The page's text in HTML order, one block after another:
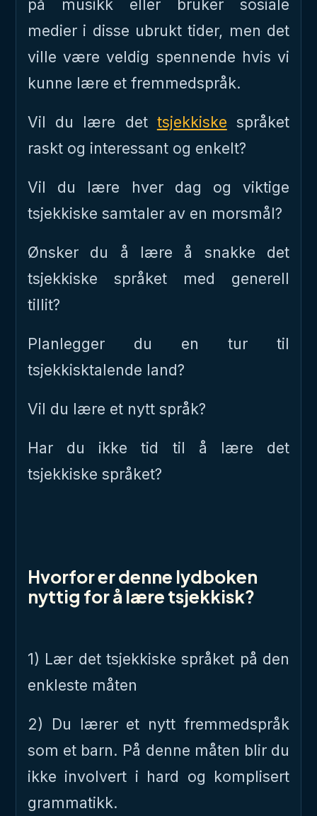
på musikk eller bruker sosiale
medier i disse ubrukt tider, men det
ville være veldig spennende hvis vi
kunne lære et fremmedspråk.
Vil du lære det tsjekkiske språket
raskt og interessant og enkelt?
Vil du lære hver dag og viktige
tsjekkiske samtaler av en morsmål?
Ønsker du å lære å snakke det
tsjekkiske språket med generell
tillit?
Planlegger du en tur til
tsjekkisktalende land?
Vil du lære et nytt språk?
Har du ikke tid til å lære det
tsjekkiske språket?
Hvorfor er denne lydboken
nyttig for å lære tsjekkisk?
1) Lær det tsjekkiske språket på den
enkleste måten
2) Du lærer et nytt fremmedspråk
som et barn. På denne måten blir du
ikke involvert i hard og komplisert
grammatikk.